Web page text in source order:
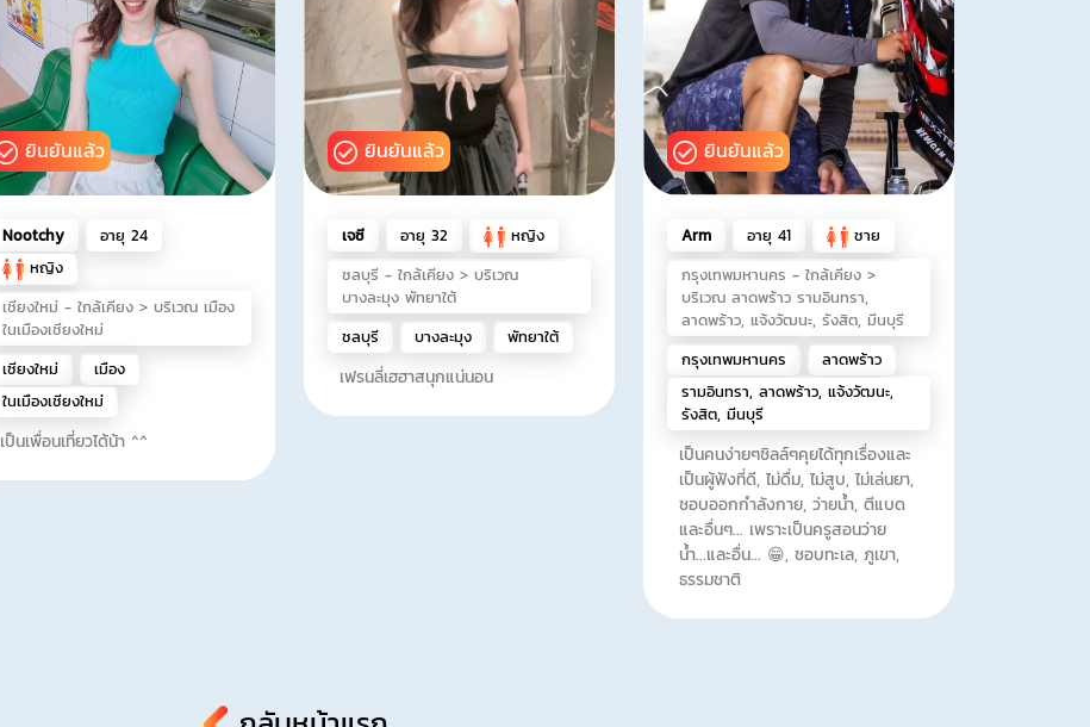
ยินยันแล้ว
Nootchy
อายุ 24
หญิง
เชียงใหม่ - ใกล้เคียง > บริเวณ เมือง
ในเมืองเชียงใหม่
เชียงใหม่
เมือง
ในเมืองเชียงใหม่
เป็นเพื่อนเที่ยวได้น้า ^^
ยินยันแล้ว
เจซี อายุ 32
หญิง
ชลบุรี - ใกล้เคียง > บริเวณ
บางละมุง พัทยาใต้
ชลบุรี
บางละมุง พัทยาใต้
เฟรนลี่เฮฮาสนุกแน่นอน
ยินยันแล้ว
Arm อายุ 41
ชาย
กรุงเทพมหานคร - ใกล้เคียง >
บริเวณ ลาดพร้าว รามอินทรา,
ลาดพร้าว, แจ้งวัฒนะ, รังสิต, มีนบุรี​
กรุงเทพมหานคร
ลาดพร้าว
รามอินทรา, ลาดพร้าว, แจ้งวัฒนะ,
รังสิต, มีนบุรี​
เป็นคนง่ายๆชิลล์​ๆคุยได้ทุกเรื่องและ
เป็นผู้ฟังที่ดี, ไม่ดื่ม, ไม่สูบ, ไม่เล่นยา,
ชอบออกกำลังกาย, ว่ายน้ำ, ตีแบด
และอื่นๆ... เพราะเป็นครูสอนว่าย
น้ำ...และอื่น... 😁, ชอบทะเล, ภูเขา,
ธรรมชาติ​